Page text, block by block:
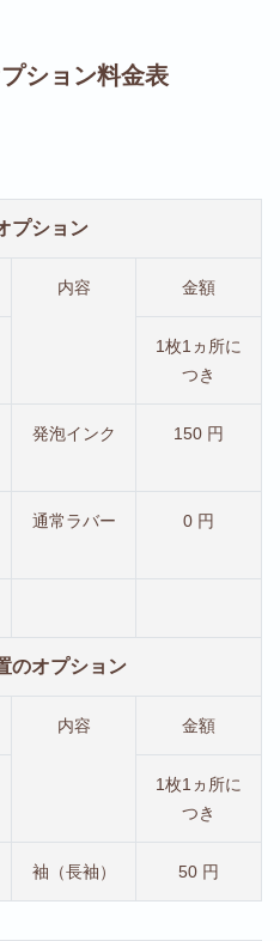
ション料金表
プション
内容 金額
1枚1ヵ所に
つき
発泡インク 150 円
通常ラバー 0 円
のオプション
内容 金額
1枚1ヵ所に
つき
袖（長袖） 50 円